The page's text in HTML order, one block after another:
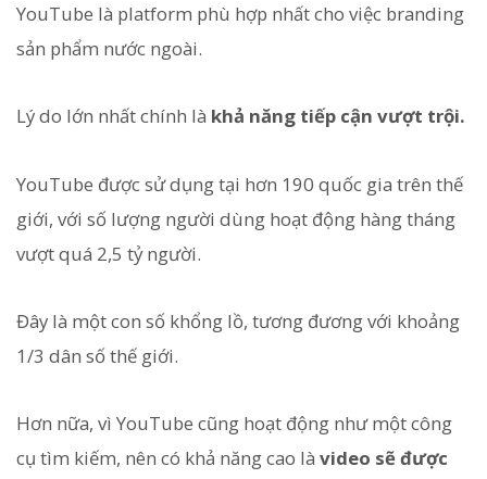
YouTube là platform phù hợp nhất cho việc branding
sản phẩm nước ngoài.
Lý do lớn nhất chính là khả năng tiếp cận vượt trội.
YouTube được sử dụng tại hơn 190 quốc gia trên thế
giới, với số lượng người dùng hoạt động hàng tháng
vượt quá 2,5 tỷ người.
Đây là một con số khổng lồ, tương đương với khoảng
1/3 dân số thế giới.
Hơn nữa, vì YouTube cũng hoạt động như một công
cụ tìm kiếm, nên có khả năng cao là video sẽ được